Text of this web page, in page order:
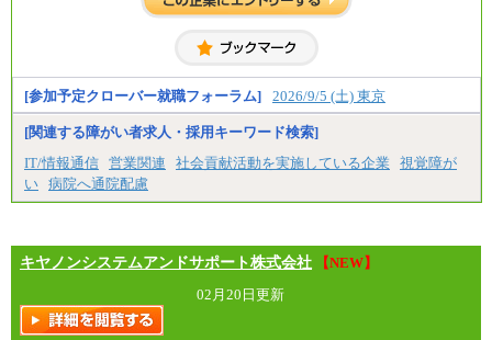
より決定します。
お伝えします。
[参加予定クローバー就職フォーラム] 2026/9/5 (土) 東京
[関連する障がい者求人・採用キーワード検索]
IT/情報通信 営業関連 社会貢献活動を実施している企業
視覚障が
い 病院へ通院配慮
キヤノンシステムアンドサポート株式会社
【NEW】
02月20日更新